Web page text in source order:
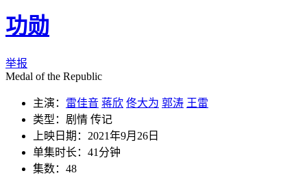
功勋
举报
Medal of the Republic
主演： 雷佳音 蒋欣 佟大为 郭涛 王雷
类型：剧情 传记
上映日期：2021年9月26日
单集时长：41分钟
集数：48